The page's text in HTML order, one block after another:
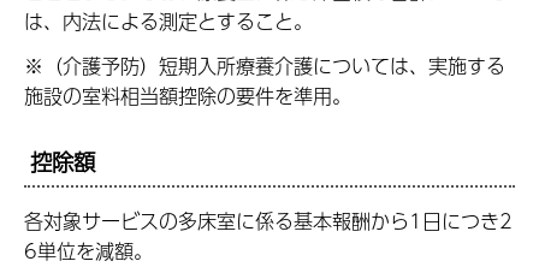
は、内法による測定とすること。
※（介護予防）短期入所療養介護については、実施する
施設の室料相当額控除の要件を準用。
控除額
各対象サービスの多床室に係る基本報酬から1日につき2
6単位を減額。